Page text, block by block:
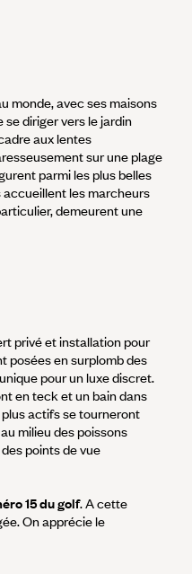
monde, avec ses maisons
diriger vers le jardin
aux lentes
sur une plage
parmi les plus belles
accueillent les marcheurs
demeurent une
privé et installation pour
posées en surplomb des
pour un luxe discret.
en teck et un bain dans
plus actifs se tourneront
milieu des poissons
points de vue
15 du golf. A cette
On apprécie le